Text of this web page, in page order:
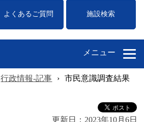
よくあるご質問 施設検索
メニュー
行政情報-記事 › 市民意識調査結果
更新日： 2023年10月6日